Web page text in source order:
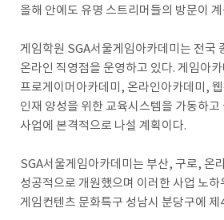
올해 안에도 유명 스트리머들의 방문이
게임학원 SGA서울게임아카데미는 전국
온라인 직영점을 운영하고 있다. 게임아
프로게이머아카데미, 온라인아카데미,
인재 양성을 위한 교육시스템을 가동하고
사업에 본격적으로 나설 계획이다.
SGA서울게임아카데미는 부산, 구로, 온
성공적으로 개원했으며 이러한 사업 노하
게임컨텐츠 문화특구 성남시 분당구에